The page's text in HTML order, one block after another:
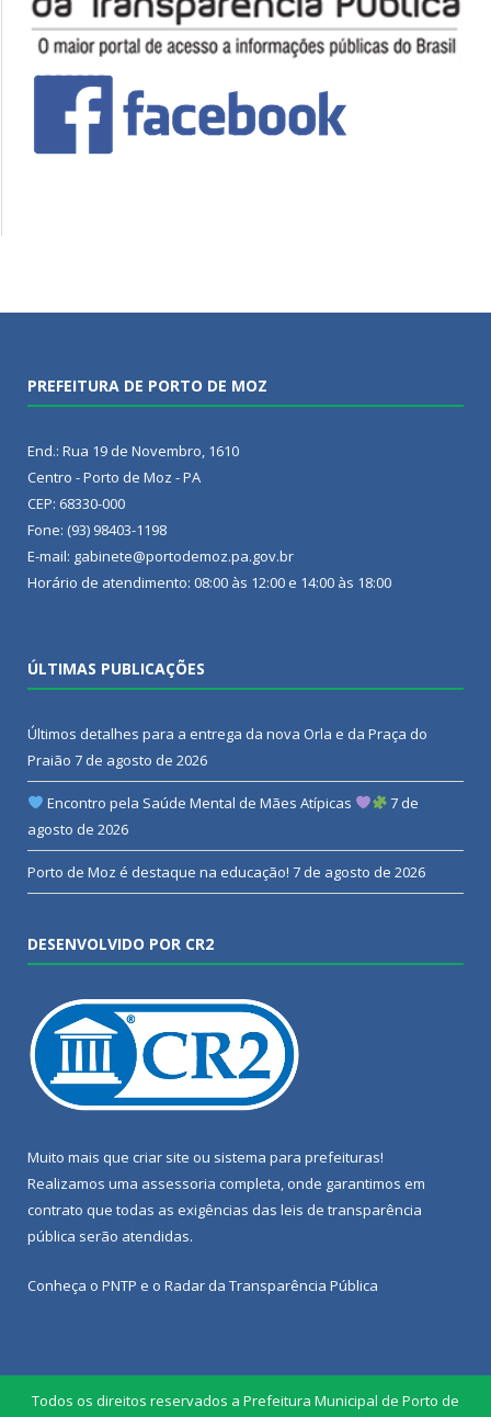
PREFEITURA DE PORTO DE MOZ
End.: Rua 19 de Novembro, 1610
Centro - Porto de Moz - PA
CEP: 68330-000
Fone: (93) 98403-1198
E-mail: gabinete@portodemoz.pa.gov.br
Horário de atendimento: 08:00 às 12:00 e 14:00 às 18:00
ÚLTIMAS PUBLICAÇÕES
Últimos detalhes para a entrega da nova Orla e da Praça do
Praião 7 de agosto de 2026
Encontro pela Saúde Mental de Mães Atípicas
7 de
agosto de 2026
Porto de Moz é destaque na educação! 7 de agosto de 2026
DESENVOLVIDO POR CR2
Muito mais que criar site ou sistema para prefeituras!
Realizamos uma assessoria completa, onde garantimos em
contrato que todas as exigências das leis de transparência
pública serão atendidas.
Conheça o PNTP e o Radar da Transparência Pública
Todos os direitos reservados a Prefeitura Municipal de Porto de